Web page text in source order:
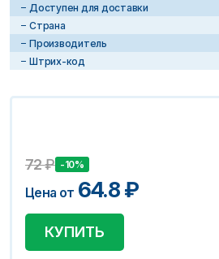
Доступен для доставки
Страна
Производитель
Штрих-код
72₽ -10%
Цена от 64.8₽
КУПИТЬ